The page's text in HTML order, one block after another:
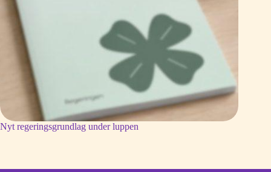
Nyt regeringsgrundlag under luppen